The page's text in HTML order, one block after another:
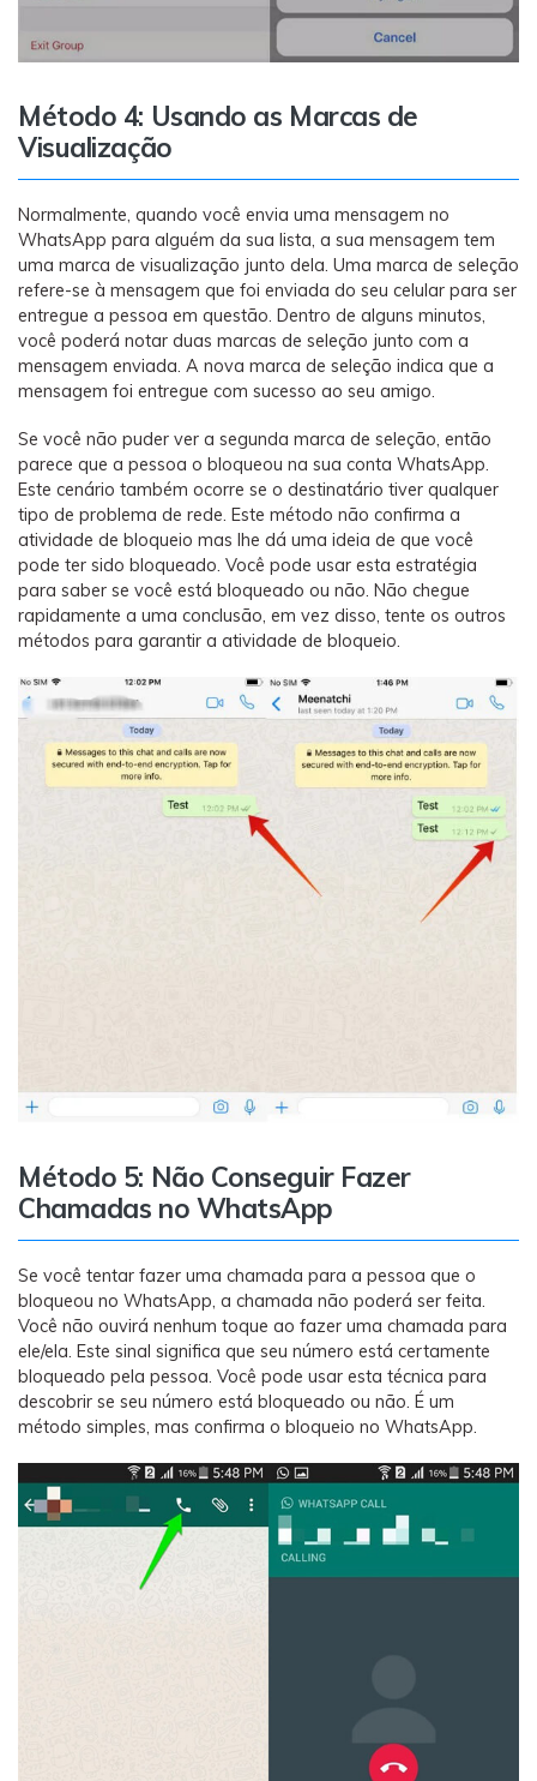
Método 4: Usando as Marcas de
Visualização
Normalmente, quando você envia uma mensagem no
WhatsApp para alguém da sua lista, a sua mensagem tem
uma marca de visualização junto dela. Uma marca de seleção
refere-se à mensagem que foi enviada do seu celular para ser
entregue a pessoa em questão. Dentro de alguns minutos,
você poderá notar duas marcas de seleção junto com a
mensagem enviada. A nova marca de seleção indica que a
mensagem foi entregue com sucesso ao seu amigo.
Se você não puder ver a segunda marca de seleção, então
parece que a pessoa o bloqueou na sua conta WhatsApp.
Este cenário também ocorre se o destinatário tiver qualquer
tipo de problema de rede. Este método não confirma a
atividade de bloqueio mas lhe dá uma ideia de que você
pode ter sido bloqueado. Você pode usar esta estratégia
para saber se você está bloqueado ou não. Não chegue
rapidamente a uma conclusão, em vez disso, tente os outros
métodos para garantir a atividade de bloqueio.
Método 5: Não Conseguir Fazer
Chamadas no WhatsApp
Se você tentar fazer uma chamada para a pessoa que o
bloqueou no WhatsApp, a chamada não poderá ser feita.
Você não ouvirá nenhum toque ao fazer uma chamada para
ele/ela. Este sinal significa que seu número está certamente
bloqueado pela pessoa. Você pode usar esta técnica para
descobrir se seu número está bloqueado ou não. É um
método simples, mas confirma o bloqueio no WhatsApp.